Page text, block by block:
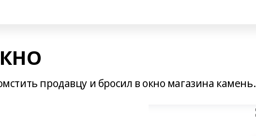
продавцу и бросил в окно магазина камень.